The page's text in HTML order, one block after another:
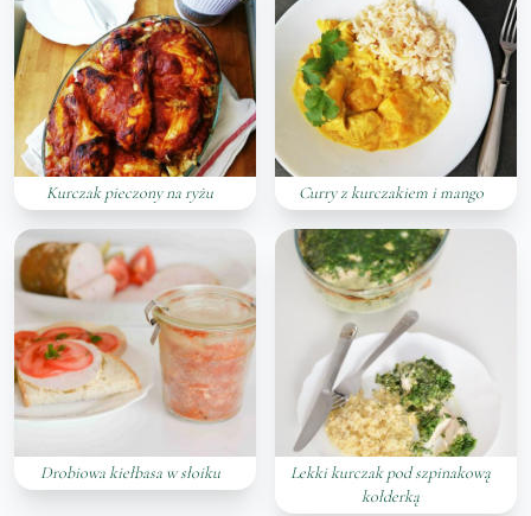
Kurczak pieczony na ryżu Curry z kurczakiem i mango
Drobiowa kiełbasa w słoiku
Lekki kurczak pod szpinakową
kołderką